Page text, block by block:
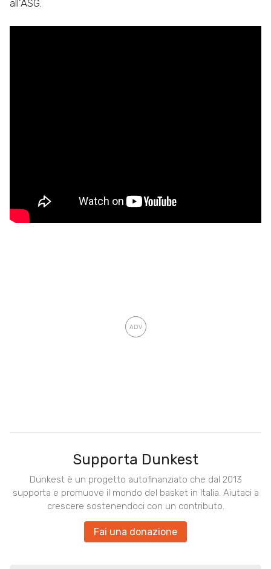
all’ASG.
Supporta Dunkest
Dunkest è un progetto autofinanziato che dal 2013
supporta e promuove il mondo del basket in Italia. Aiutaci a
crescere sostenendoci con un contributo.
Fai una donazione